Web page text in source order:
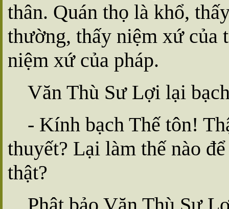
thân. Quán thọ là khổ,
thường, thấy niệm xứ của
niệm xứ của pháp.
Văn Thù Sư Lợi lại
- Kính bạch Thế tôn!
thuyết? Lại làm thế nào
thật?